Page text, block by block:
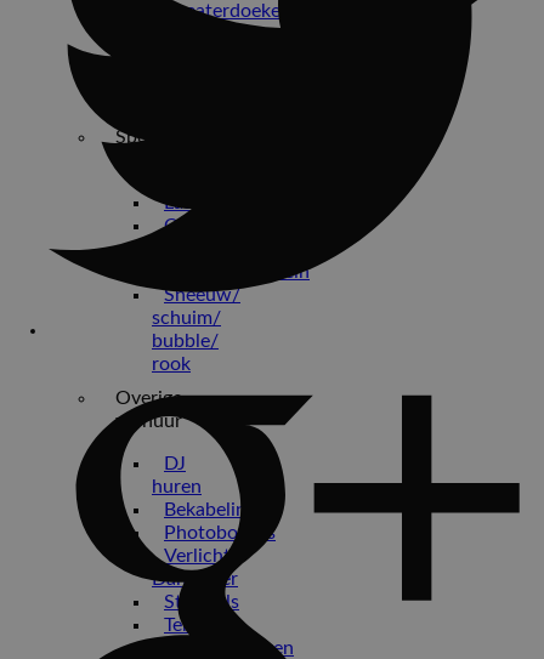
Theaterdoeken
Special
Laser
Confetti
Vuurwerkfontein
Sneeuw/
schuim/
bubble/
rook
Overige
verhuur
DJ
huren
Bekabeling
Photobooths
Verlichte
Dansvloer
Statafels
Tenten
Opblaasfiguren